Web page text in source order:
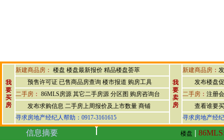
我
要
买
房
新建商品房 ： 楼盘 楼盘最新报价 精品楼盘荟萃
我
要
卖
房
新建商品房 ：
预售许可证 已售商品房查询 楼市报道 购房工具
发布楼盘
二手房 ： 86MLS房源 其它二手房源 分区图 购房咨询台 二手房 ： 注册
发布求购信息 二手房上周报价及上市数量 商铺
查看谁要
寻求房地产经纪人帮助：0917-3161615
寻求房地产经
信息摘要 楼盘 |